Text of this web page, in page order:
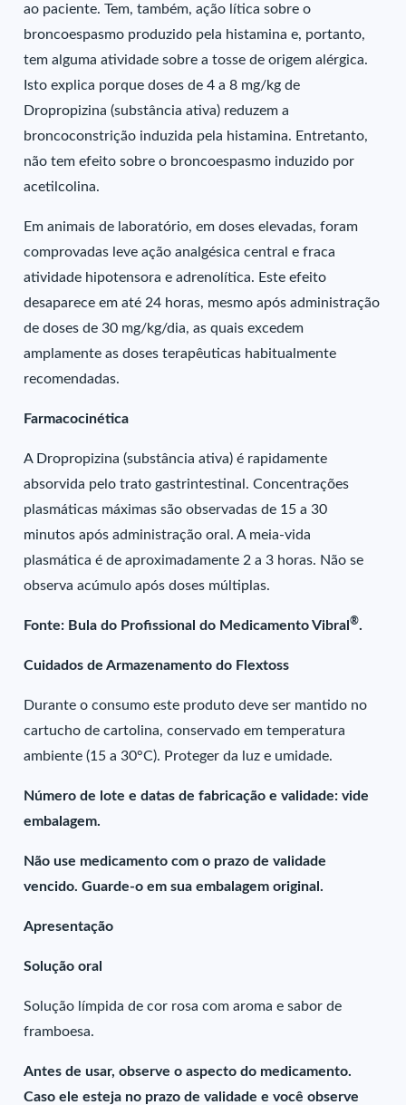
ao paciente. Tem, também, ação lítica sobre o
broncoespasmo produzido pela histamina e, portanto,
tem alguma atividade sobre a tosse de origem alérgica.
Isto explica porque doses de 4 a 8 mg/kg de
Dropropizina (substância ativa) reduzem a
broncoconstrição induzida pela histamina. Entretanto,
não tem efeito sobre o broncoespasmo induzido por
acetilcolina.
Em animais de laboratório, em doses elevadas, foram
comprovadas leve ação analgésica central e fraca
atividade hipotensora e adrenolítica. Este efeito
desaparece em até 24 horas, mesmo após administração
de doses de 30 mg/kg/dia, as quais excedem
amplamente as doses terapêuticas habitualmente
recomendadas.
Farmacocinética
A Dropropizina (substância ativa) é rapidamente
absorvida pelo trato gastrintestinal. Concentrações
plasmáticas máximas são observadas de 15 a 30
minutos após administração oral. A meia-vida
plasmática é de aproximadamente 2 a 3 horas. Não se
observa acúmulo após doses múltiplas.
Fonte: Bula do Profissional do Medicamento Vibral®.
Cuidados de Armazenamento do Flextoss
Durante o consumo este produto deve ser mantido no
cartucho de cartolina, conservado em temperatura
ambiente (15 a 30°C). Proteger da luz e umidade.
Número de lote e datas de fabricação e validade: vide
embalagem.
Não use medicamento com o prazo de validade
vencido. Guarde-o em sua embalagem original.
Apresentação
Solução oral
Solução límpida de cor rosa com aroma e sabor de
framboesa.
Antes de usar, observe o aspecto do medicamento.
Caso ele esteja no prazo de validade e você observe